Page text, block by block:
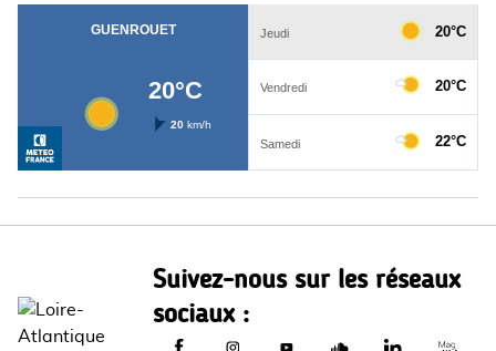
Suivez-nous sur les réseaux
sociaux :